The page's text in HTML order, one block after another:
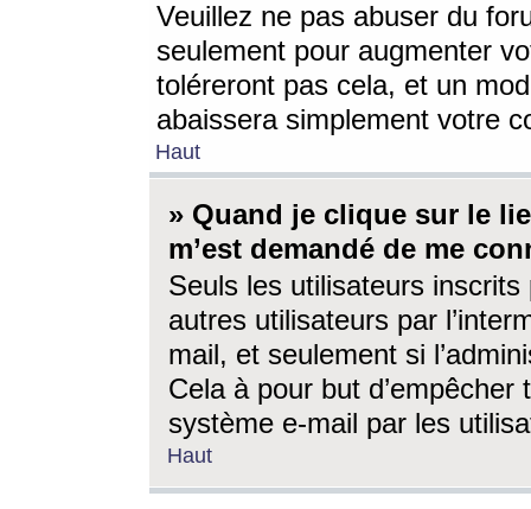
Veuillez ne pas abuser du
seulement pour augmenter
toléreront pas cela, et un
abaissera simplement votre
Haut
» Quand je clique sur le
m’est demandé de me
Seuls les utilisateurs
autres utilisateurs par
mail, et seulement si
Cela à pour but
système e-mail par les
Haut